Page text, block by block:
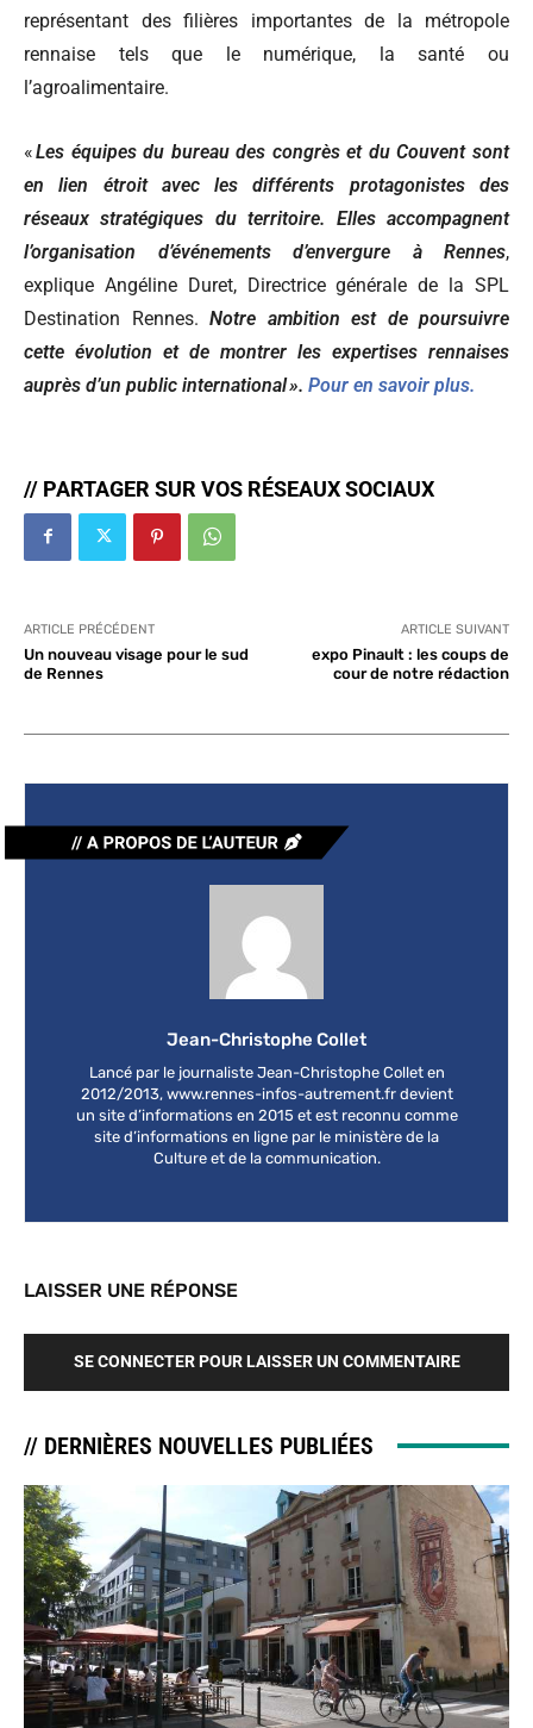
représentant des filières importantes de la métropole
rennaise tels que le numérique, la santé ou
l’agroalimentaire.
«Les équipes du bureau des congrès et du Couvent sont
en lien étroit avec les différents protagonistes des
réseaux stratégiques du territoire. Elles accompagnent
l’organisation d’événements d’envergure à Rennes,
explique Angéline Duret, Directrice générale de la SPL
Destination Rennes. Notre ambition est de poursuivre
cette évolution et de montrer les expertises rennaises
auprès d’un public international ». Pour en savoir plus.
// PARTAGER SUR VOS RÉSEAUX SOCIAUX
ARTICLE PRÉCÉDENT
Un nouveau visage pour le sud
de Rennes
ARTICLE SUIVANT
expo Pinault : les coups de
cour de notre rédaction
Jean-Christophe Collet
Lancé par le journaliste Jean-Christophe Collet en
2012/2013, www.rennes-infos-autrement.fr devient
un site d’informations en 2015 et est reconnu comme
site d’informations en ligne par le ministère de la
Culture et de la communication.
LAISSER UNE RÉPONSE
SE CONNECTER POUR LAISSER UN COMMENTAIRE
// DERNIÈRES NOUVELLES PUBLIÉES